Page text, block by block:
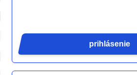
prihlásenie